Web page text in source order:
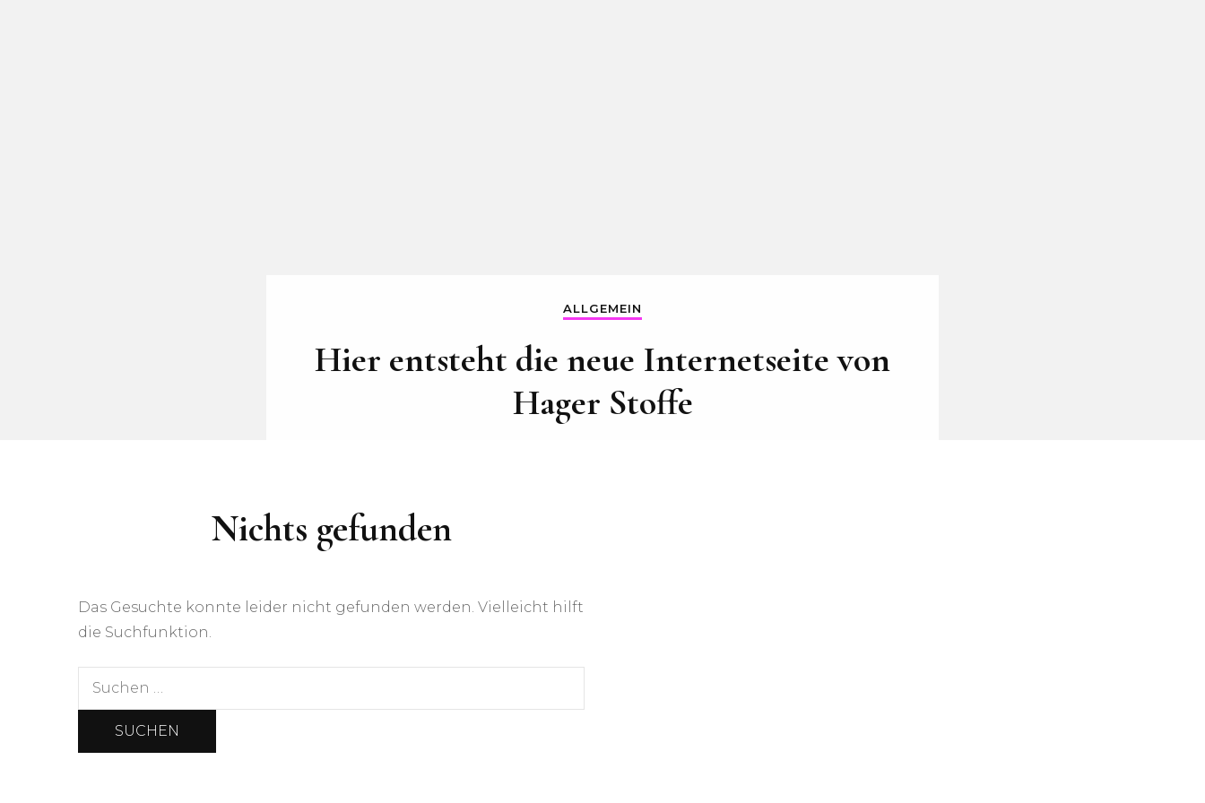
ALLGEMEIN
Hier entsteht die neue Internetseite von
Hager Stoffe
Nichts gefunden
Das Gesuchte konnte leider nicht gefunden werden. Vielleicht hilft
die Suchfunktion.
Suchen